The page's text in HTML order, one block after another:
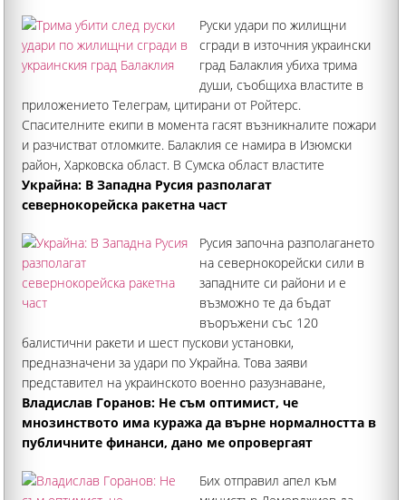
Руски удари по жилищни
сгради в източния украински
град Балаклия убиха трима
души, съобщиха властите в
приложението Телеграм, цитирани от Ройтерс.
Спасителните екипи в момента гасят възникналите пожари
и разчистват отломките. Балаклия се намира в Изюмски
район, Харковска област. В Сумска област властите
съобщават за най-малко двама ранени при
Украйна: В Западна Русия разполагат
севернокорейска ракетна част
Русия започна разполагането
на севернокорейски сили в
западните си райони и е
възможно те да бъдат
въоръжени със 120
балистични ракети и шест пускови установки,
предназначени за удари по Украйна. Това заяви
представител на украинското военно разузнаване,
цитиран от Ройтерс. Украйна изпитва сериозен недостиг
на високотехнологични системи за
Владислав Горанов: Не съм оптимист, че
мнозинството има куража да върне нормалността в
публичните финанси, дано ме опровергаят
Бих отправил апел към